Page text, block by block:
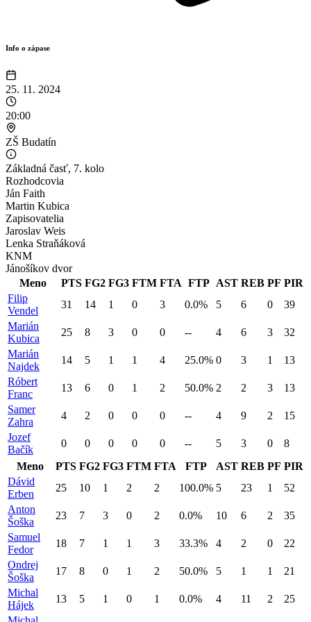
Info o zápase
25. 11. 2024
20:00
ZŠ Budatín
Základná časť, 7. kolo
Rozhodcovia
Ján Faith
Martin Kubica
Zapisovatelia
Jaroslav Weis
Lenka Straňáková
KNM
Jánošíkov dvor
Meno
PTS FG2 FG3 FTM FTA FTP AST REB PF PIR
Filip
Vendel
31 14 1 0 3 0.0% 5 6 0
39
Marián
Kubica
25 8 3 0 0 -- 4 6 3
32
Marián
Najdek
14 5 1 1 4 25.0% 0 3 1
13
Róbert
Franc
13 6 0 1 2 50.0% 2 2 3
13
Samer
Zahra
4 2 0 0 0 -- 4 9 2
15
Jozef
Bačík
0 0 0 0 0 -- 5 3 0
8
Meno
PTS FG2 FG3 FTM FTA FTP AST REB PF PIR
Dávid
Erben
25 10 1 2 2 100.0% 5 23 1
52
Anton
Šoška
23 7 3 0 2 0.0% 10 6 2
35
Samuel
Fedor
18 7 1 1 3 33.3% 4 2 0
22
Ondrej
Šoška
17 8 0 1 2 50.0% 5 1 1
21
Michal
Hájek
13 5 1 0 1 0.0% 4 11 2
25